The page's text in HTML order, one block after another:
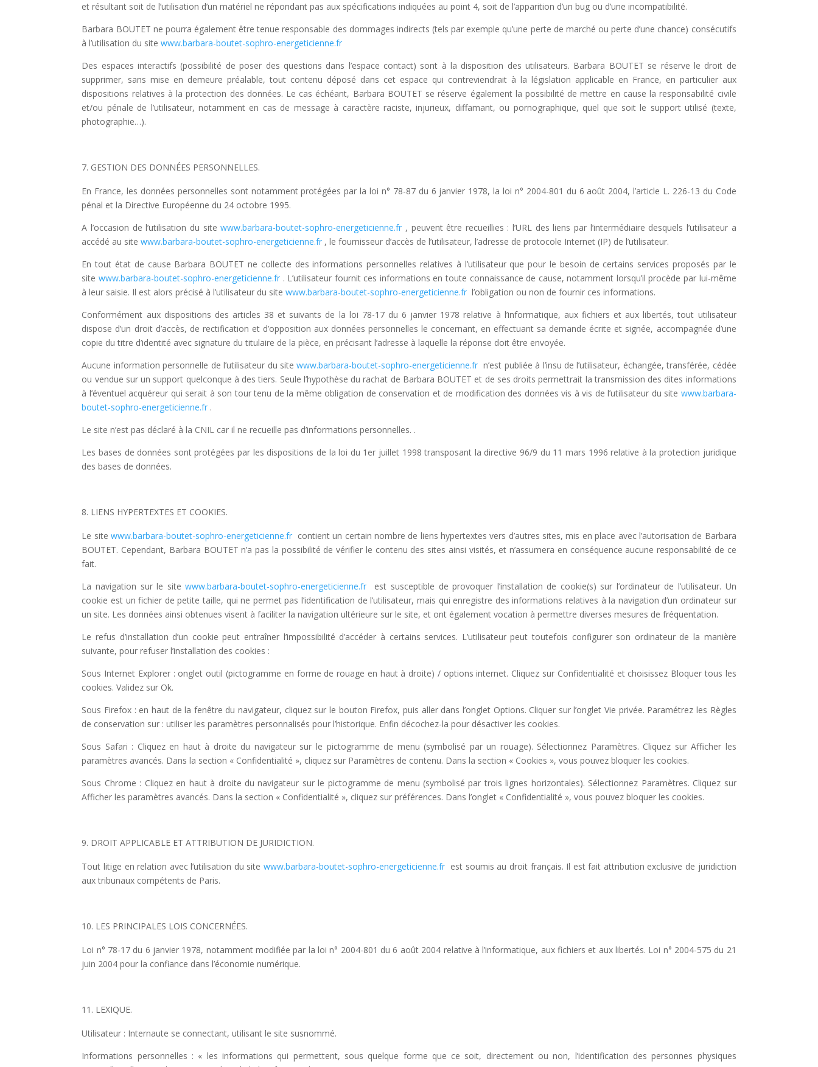
et résultant soit de l’utilisation d’un matériel ne répondant pas aux spécifications indiquées au point 4, soit de l’apparition d’un bug ou d’une incompatibilité.
Barbara BOUTET ne pourra également être tenue responsable des dommages indirects (tels par exemple qu’une perte de marché ou perte d’une chance) consécutifs
à l’utilisation du sitewww.barbara-boutet-sophro-energeticienne.fr
Des espaces interactifs (possibilité de poser des questions dans l’espace contact) sont à la disposition des utilisateurs. Barbara BOUTET se réserve le droit de
supprimer, sans mise en demeure préalable, tout contenu déposé dans cet espace qui contreviendrait à la législation applicable en France, en particulier aux
dispositions relatives à la protection des données. Le cas échéant, Barbara BOUTET se réserve également la possibilité de mettre en cause la responsabilité civile
et/ou pénale de l’utilisateur, notamment en cas de message à caractère raciste, injurieux, diffamant, ou pornographique, quel que soit le support utilisé (texte,
photographie…).
GESTION DES DONNÉES PERSONNELLES.
En France, les données personnelles sont notamment protégées par la loi n° 78-87 du 6 janvier 1978, la loi n° 2004-801 du 6 août 2004, l’article L. 226-13 du Code
pénal et la Directive Européenne du 24 octobre 1995.
A l’occasion de l’utilisation du sitewww.barbara-boutet-sophro-energeticienne.fr , peuvent être recueillies : l’URL des liens par l’intermédiaire desquels l’utilisateur a
accédé au sitewww.barbara-boutet-sophro-energeticienne.fr , le fournisseur d’accès de l’utilisateur, l’adresse de protocole Internet (IP) de l’utilisateur.
En tout état de cause Barbara BOUTET ne collecte des informations personnelles relatives à l’utilisateur que pour le besoin de certains services proposés par le
site www.barbara-boutet-sophro-energeticienne.fr . L’utilisateur fournit ces informations en toute connaissance de cause, notamment lorsqu’il procède par lui-même
à leur saisie. Il est alors précisé à l’utilisateur du sitewww.barbara-boutet-sophro-energeticienne.fr l’obligation ou non de fournir ces informations.
Conformément aux dispositions des articles 38 et suivants de la loi 78-17 du 6 janvier 1978 relative à l’informatique, aux fichiers et aux libertés, tout utilisateur
dispose d’un droit d’accès, de rectification et d’opposition aux données personnelles le concernant, en effectuant sa demande écrite et signée, accompagnée d’une
copie du titre d’identité avec signature du titulaire de la pièce, en précisant l’adresse à laquelle la réponse doit être envoyée.
Aucune information personnelle de l’utilisateur du sitewww.barbara-boutet-sophro-energeticienne.fr n’est publiée à l’insu de l’utilisateur, échangée, transférée, cédée
ou vendue sur un support quelconque à des tiers. Seule l’hypothèse du rachat de Barbara BOUTET et de ses droits permettrait la transmission des dites informations
à l’éventuel acquéreur qui serait à son tour tenu de la même obligation de conservation et de modification des données vis à vis de l’utilisateur du site www.barbara-
boutet-sophro-energeticienne.fr .
Le site n’est pas déclaré à la CNIL car il ne recueille pas d’informations personnelles. .
Les bases de données sont protégées par les dispositions de la loi du 1er juillet 1998 transposant la directive 96/9 du 11 mars 1996 relative à la protection juridique
des bases de données.
LIENS HYPERTEXTES ET COOKIES.
Le sitewww.barbara-boutet-sophro-energeticienne.fr contient un certain nombre de liens hypertextes vers d’autres sites, mis en place avec l’autorisation de Barbara
BOUTET. Cependant, Barbara BOUTET n’a pas la possibilité de vérifier le contenu des sites ainsi visités, et n’assumera en conséquence aucune responsabilité de ce
fait.
La navigation sur le sitewww.barbara-boutet-sophro-energeticienne.fr
est susceptible de provoquer l’installation de cookie(s) sur l’ordinateur de l’utilisateur. Un
cookie est un fichier de petite taille, qui ne permet pas l’identification de l’utilisateur, mais qui enregistre des informations relatives à la navigation d’un ordinateur sur
un site. Les données ainsi obtenues visent à faciliter la navigation ultérieure sur le site, et ont également vocation à permettre diverses mesures de fréquentation.
Le refus d’installation d’un cookie peut entraîner l’impossibilité d’accéder à certains services. L’utilisateur peut toutefois configurer son ordinateur de la manière
suivante, pour refuser l’installation des cookies :
Sous Internet Explorer : onglet outil (pictogramme en forme de rouage en haut à droite) / options internet. Cliquez sur Confidentialité et choisissez Bloquer tous les
cookies. Validez sur Ok.
Sous Firefox : en haut de la fenêtre du navigateur, cliquez sur le bouton Firefox, puis aller dans l’onglet Options. Cliquer sur l’onglet Vie privée. Paramétrez les Règles
de conservation sur : utiliser les paramètres personnalisés pour l’historique. Enfin décochez-la pour désactiver les cookies.
Sous Safari : Cliquez en haut à droite du navigateur sur le pictogramme de menu (symbolisé par un rouage). Sélectionnez Paramètres. Cliquez sur Afficher les
paramètres avancés. Dans la section « Confidentialité », cliquez sur Paramètres de contenu. Dans la section « Cookies », vous pouvez bloquer les cookies.
Sous Chrome : Cliquez en haut à droite du navigateur sur le pictogramme de menu (symbolisé par trois lignes horizontales). Sélectionnez Paramètres. Cliquez sur
Afficher les paramètres avancés. Dans la section « Confidentialité », cliquez sur préférences. Dans l’onglet « Confidentialité », vous pouvez bloquer les cookies.
DROIT APPLICABLE ET ATTRIBUTION DE JURIDICTION.
Tout litige en relation avec l’utilisation du sitewww.barbara-boutet-sophro-energeticienne.fr est soumis au droit français. Il est fait attribution exclusive de juridiction
aux tribunaux compétents de Paris.
LES PRINCIPALES LOIS CONCERNÉES.
Loi n° 78-17 du 6 janvier 1978, notamment modifiée par la loi n° 2004-801 du 6 août 2004 relative à l’informatique, aux fichiers et aux libertés. Loi n° 2004-575 du 21
juin 2004 pour la confiance dans l’économie numérique.
LEXIQUE.
Utilisateur : Internaute se connectant, utilisant le site susnommé.
Informations personnelles : « les informations qui permettent, sous quelque forme que ce soit, directement ou non, l’identification des personnes physiques